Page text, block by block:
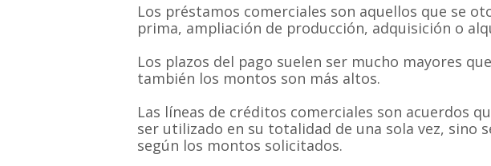
Los préstamos comerciales son aquellos que se
prima, ampliación de producción, adquisición o
Los plazos del pago suelen ser mucho mayores
también los montos son más altos.
Las líneas de créditos comerciales son acuerdos
ser utilizado en su totalidad de una sola vez, sino
según los montos solicitados.